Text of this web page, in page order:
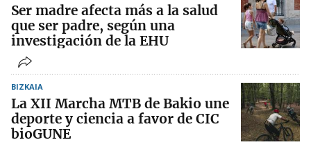
Ser madre afecta más a la salud
que ser padre, según una
investigación de la EHU
BIZKAIA
La XII Marcha MTB de Bakio une
deporte y ciencia a favor de CIC
bioGUNE